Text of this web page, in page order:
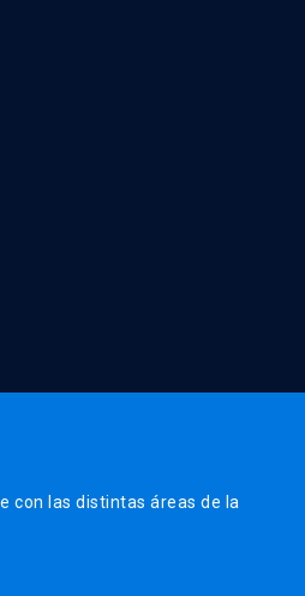
con las distintas áreas de la